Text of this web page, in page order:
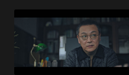
って不正を働いていることが明らか
になる。